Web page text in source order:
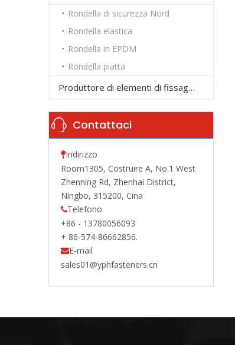
Rondella di sicurezza Nord
Rondella elastica
Rondella in EPDM
Rondella piatta
Produttore di elementi di fissaggio
Contattaci
Indirizzo
Room1305, Costruire A, No.1 West
Zhenning Rd, Zhenhai District,
Ningbo, 315200, Cina
Telefono
+86 - 13780056093
+ 86-574-86662856.
E-mail
sales01@yphfasteners.cn
Bullone esagonale ad alta resistenza
A193 B7 acciaio materiale teflon PTFE